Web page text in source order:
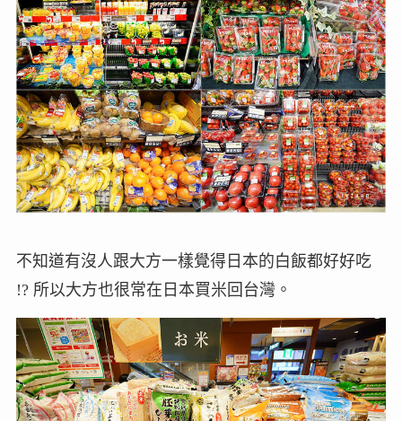
不知道有沒人跟大方一樣覺得日本的白飯都好好吃
!? 所以大方也很常在日本買米回台灣。